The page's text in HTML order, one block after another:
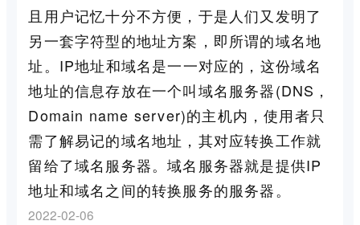
且用户记忆十分不方便，于是人们又发明了
另一套字符型的地址方案，即所谓的域名地
址。IP地址和域名是一一对应的，这份域名
地址的信息存放在一个叫域名服务器(DNS，
Domain name server)的主机内，使用者只
需了解易记的域名地址，其对应转换工作就
留给了域名服务器。域名服务器就是提供IP
地址和域名之间的转换服务的服务器。
2022-02-06